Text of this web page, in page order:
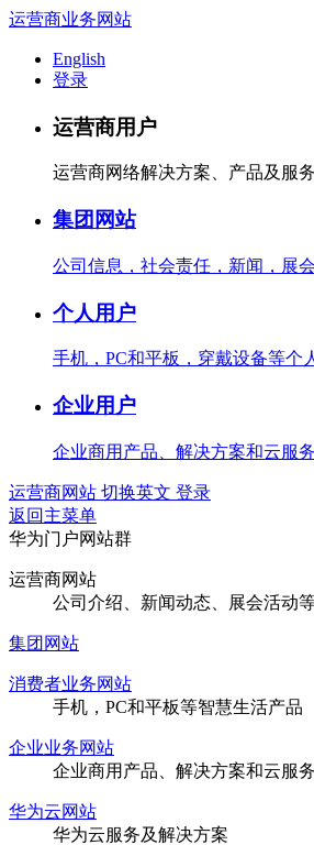
运营商业务网站
English
登录
运营商用户
运营商网络解决方案、产品及服务
集团网站
公司信息，社会责任，新闻，展
个人用户
手机，PC和平板，穿戴设备等个
企业用户
企业商用产品、解决方案和云服务
运营商网站 切换英文 登录
返回主菜单
华为门户网站群
运营商网站
公司介绍、新闻动态、展会活动
集团网站
消费者业务网站
手机，PC和平板等智慧生活产品
企业业务网站
企业商用产品、解决方案和云服务
华为云网站
华为云服务及解决方案